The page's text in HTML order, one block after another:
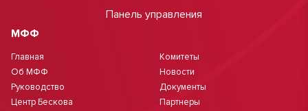
Панель управления
МФФ
Главная
Об МФФ
Руководство
Центр Бескова
Комитеты
Новости
Документы
Партнеры